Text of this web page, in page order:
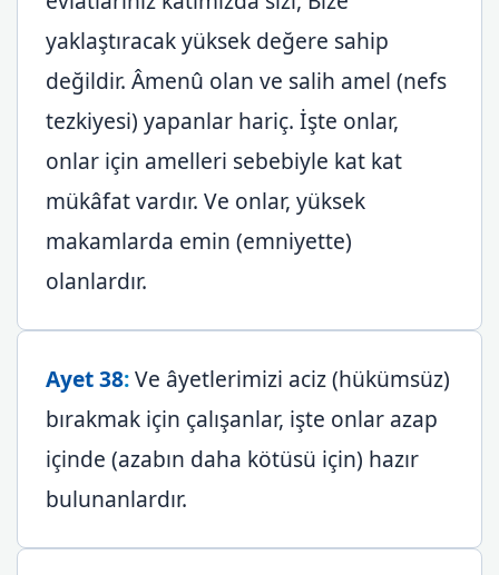
yaklaştıracak yüksek değere sahip
değildir. Âmenû olan ve salih amel (nefs
tezkiyesi) yapanlar hariç. İşte onlar,
onlar için amelleri sebebiyle kat kat
mükâfat vardır. Ve onlar, yüksek
makamlarda emin (emniyette)
olanlardır.
Ayet 38:Ve âyetlerimizi aciz (hükümsüz)
bırakmak için çalışanlar, işte onlar azap
içinde (azabın daha kötüsü için) hazır
bulunanlardır.